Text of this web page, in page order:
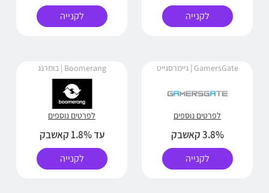
לקנייה לקנייה
GamersGate | גיימרסגייט
לפרטים נוספים
3.8% קאשבק
לקנייה
Boomerang | בומרנג
לפרטים נוספים
עד 1.8% קאשבק
לקנייה